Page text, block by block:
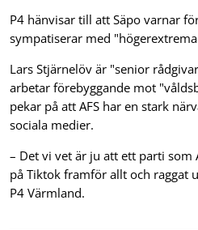
P4 hänvisar till att Säpo varnar
sympatiserar med
Lars Stjärnelöv är "senior
arbetar förebyggande mot
pekar på att AFS har en stark
sociala medier.
– Det vi vet är ju att ett parti som
på Tiktok framför allt och raggat
P4 Värmland.